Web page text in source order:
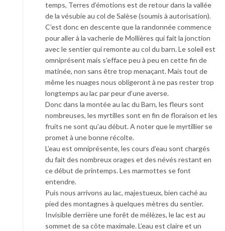
temps, Terres d’émotions est de retour dans la vallée
de la vésubie au col de Salèse (soumis à autorisation).
C’est donc en descente que la randonnée commence
pour aller à la vacherie de Mollières qui fait la jonction
avec le sentier qui remonte au col du barn. Le soleil est
omniprésent mais s’efface peu à peu en cette fin de
matinée, non sans être trop menaçant. Mais tout de
même les nuages nous obligeront à ne pas rester trop
longtemps au lac par peur d’une averse.
Donc dans la montée au lac du Barn, les fleurs sont
nombreuses, les myrtilles sont en fin de floraison et les
fruits ne sont qu’au début. A noter que le myrtillier se
promet à une bonne récolte.
L’eau est omniprésente, les cours d’eau sont chargés
du fait des nombreux orages et des névés restant en
ce début de printemps. Les marmottes se font
entendre.
Puis nous arrivons au lac, majestueux, bien caché au
pied des montagnes à quelques mètres du sentier.
Invisible derrière une forêt de mélèzes, le lac est au
sommet de sa côte maximale. L’eau est claire et un